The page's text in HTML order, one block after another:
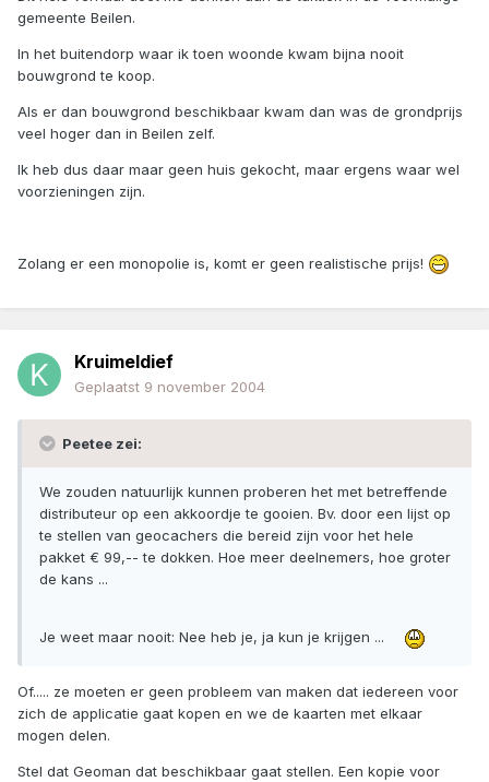
gemeente Beilen.
In het buitendorp waar ik toen woonde kwam bijna nooit
bouwgrond te koop.
Als er dan bouwgrond beschikbaar kwam dan was de grondprijs
veel hoger dan in Beilen zelf.
Ik heb dus daar maar geen huis gekocht, maar ergens waar wel
voorzieningen zijn.
Zolang er een monopolie is, komt er geen realistische prijs!
Kruimeldief
Geplaatst 9 november 2004
Peetee zei:
We zouden natuurlijk kunnen proberen het met betreffende
distributeur op een akkoordje te gooien. Bv. door een lijst op
te stellen van geocachers die bereid zijn voor het hele
pakket € 99,-- te dokken. Hoe meer deelnemers, hoe groter
de kans ...
Je weet maar nooit: Nee heb je, ja kun je krijgen ...
Of..... ze moeten er geen probleem van maken dat iedereen voor
zich de applicatie gaat kopen en we de kaarten met elkaar
mogen delen.
Stel dat Geoman dat beschikbaar gaat stellen. Een kopie voor